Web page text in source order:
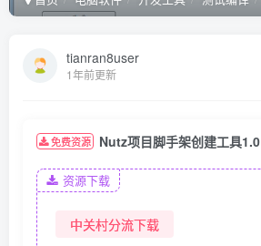
tianran8user
1年前更新
免费资源 Nutz项目脚手架创建工具1.0
资源下载
中关村分流下载